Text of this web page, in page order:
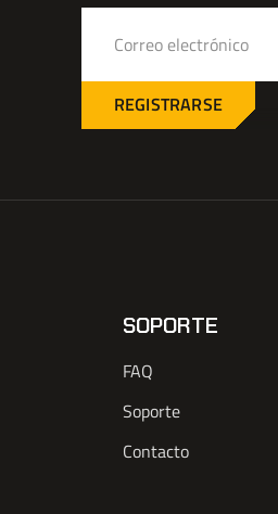
REGISTRARSE
SOPORTE
FAQ
Soporte
Contacto